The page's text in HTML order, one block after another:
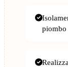
piombo